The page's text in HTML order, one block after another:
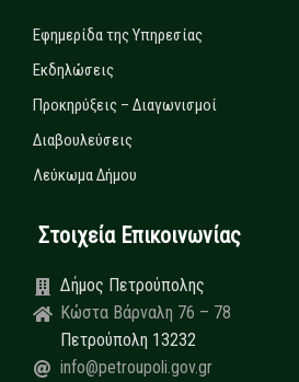
Εφημερίδα της Υπηρεσίας
Εκδηλώσεις
Προκηρύξεις – Διαγωνισμοί
Διαβουλεύσεις
Λεύκωμα Δήμου
Στοιχεία Επικοινωνίας
Δήμος Πετρούπολης
Κώστα Βάρναλη 76 – 78
Πετρούπολη 13232
info@petroupoli.gov.gr